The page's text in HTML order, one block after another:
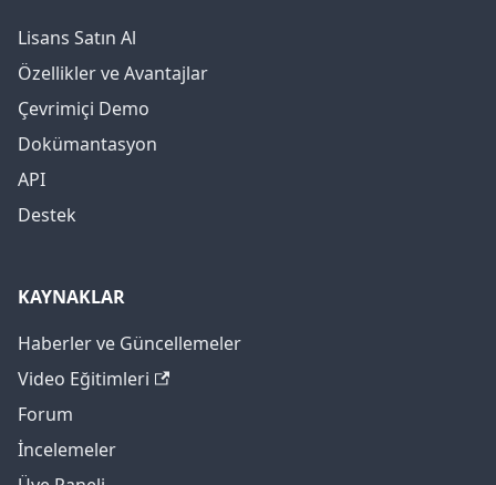
Lisans Satın Al
Özellikler ve Avantajlar
Çevrimiçi Demo
Dokümantasyon
API
Destek
KAYNAKLAR
Haberler ve Güncellemeler
Video Eğitimleri
Forum
İncelemeler